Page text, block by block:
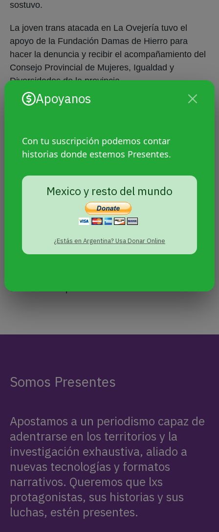
Apoyanos
Con tu suscripción podemos contar
historias donde estemos Presentes.
Mexico y resto del mundo
¿Estás en Argentina? Usa Donar Online
sostuvo.
La joven trans atacada en La Ovejería tuvo el
apoyo de la Fundación Damas de Hierro para
hacer la denuncia y recibir el acompañamiento del
Consejo Provincial de Mujeres, Igualdad y
Diversidades de la provincia.
La referenta de la Fundación en La Ovejería dijo a
porque, en general, “la justicia y la policía tampoco
hacen mucho”.Señaló que en este caso se
impulsó la causa y recibió el acompañamiento
del Consejo Provincial de la Mujer. La referenta,
que pidió que se resguarde su identidad y la de la
agredida. Contó que el atacante solía hostigar a la
maltratos, “siempre hay algo como insultos o lo
Somos Presentes
Apostamos a un periodismo capaz de
adentrarse en los territorios y la
investigación exhaustiva, aliado a
nuevas tecnologías y formatos
narrativos. Queremos que lxs
protagonistas, sus historias y sus
luchas, estén presentes.